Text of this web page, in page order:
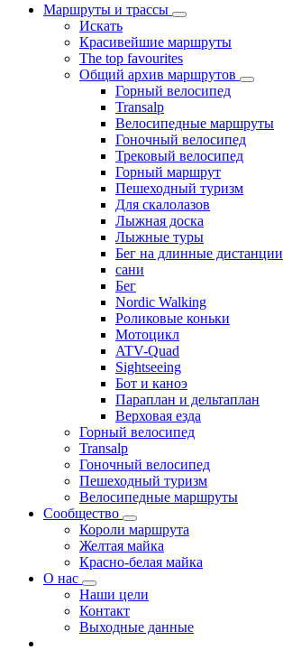
Маршруты и трассы
Искать
Красивейшие маршруты
The top favourites
Общий архив маршрутов
Горный велосипед
Transalp
Велосипедные маршруты
Гоночный велосипед
Трековый велосипед
Горный маршрут
Пешеходный туризм
Для скалолазов
Лыжная доска
Лыжные туры
Бег на длинные дистанции
сани
Бег
Nordic Walking
Роликовые коньки
Мотоцикл
ATV-Quad
Sightseeing
Бот и каноэ
Параплан и дельтаплан
Верховая езда
Горный велосипед
Transalp
Гоночный велосипед
Пешеходный туризм
Велосипедные маршруты
Сообщество
Короли маршрута
Желтая майка
Красно-белая майка
О нас
Наши цели
Контакт
Выходные данные